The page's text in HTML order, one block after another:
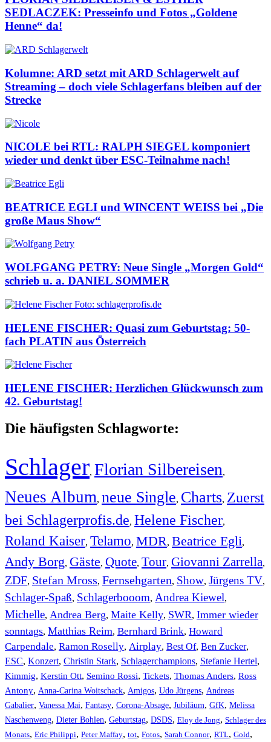
SEDLACZEK: Presseinfo und Fotos „Goldene
Henne“ da!
Kolumne: ARD setzt mit ARD Schlagerwelt auf
Streaming – doch viele Schlagerfans bleiben auf der
Strecke
NICOLE bei RTL: RALPH SIEGEL komponiert
wieder und denkt über ESC-Teilnahme nach!
BEATRICE EGLI und WINCENT WEISS bei „Die
große Maus Show“
WOLFGANG PETRY: Neue Single „Morgen Gold“
schrieb u. a. DANIEL SOMMER
HELENE FISCHER: Quasi zum Geburtstag: 50-
fach PLATIN aus Österreich
HELENE FISCHER: Herzlichen Glückwunsch zum
42. Geburtstag!
Die häufigsten Schlagworte:
Schlager, Florian Silbereisen,
Neues Album, neue Single, Charts, Zuerst
bei Schlagerprofis.de, Helene Fischer,
Roland Kaiser, Telamo, MDR, Beatrice Egli,
Andy Borg, Gäste, Quote, Tour, Giovanni Zarrella,
ZDF, Stefan Mross, Fernsehgarten, Show, Jürgens TV,
Schlager-Spaß, Schlagerbooom, Andrea Kiewel,
Michelle, Andrea Berg, Maite Kelly, SWR, Immer wieder
sonntags, Matthias Reim, Bernhard Brink, Howard
Carpendale, Ramon Roselly, Airplay, Best Of, Ben Zucker,
ESC, Konzert, Christin Stark, Schlagerchampions, Stefanie Hertel,
Kimmig, Kerstin Ott, Semino Rossi, Tickets, Thomas Anders, Ross
Antony, Anna-Carina Woitschack, Amigos, Udo Jürgens, Andreas
Gabalier, Vanessa Mai, Fantasy, Corona-Absage, Jubiläum, GfK, Melissa
Naschenweng, Dieter Bohlen, Geburtstag, DSDS, Eloy de Jong, Schlager des
Monats, Eric Philippi, Peter Maffay, tot, Fotos, Sarah Connor, RTL, Gold,